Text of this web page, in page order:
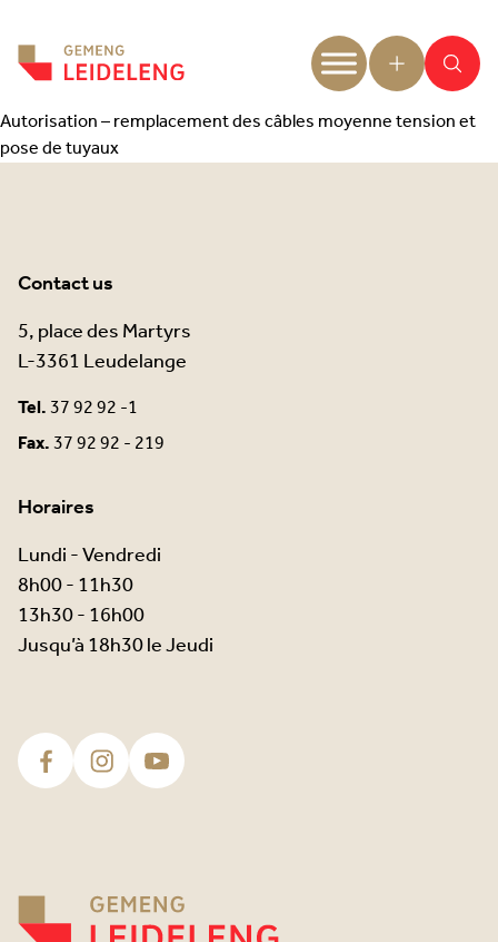
Autorisation – remplacement des câbles moyenne tension et
pose de tuyaux
Contact us
5, place des Martyrs
L-3361 Leudelange
Tel.37 92 92 -1
Fax.37 92 92 - 219
Horaires
Lundi - Vendredi
8h00 - 11h30
13h30 - 16h00
Jusqu’à 18h30 le Jeudi